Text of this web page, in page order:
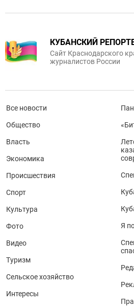
КУБАНСКИЙ
Сайт Краснодарского
журналистов России
Все новости
Общество
Власть
Экономика
Происшествия
Спорт
Культура
Фото
Видео
Туризм
Сельское хозяйство
Интересы
Я